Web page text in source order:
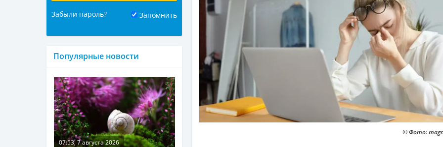
© Фото:
Забыли пароль? Запомнить
Популярные новости
07:53, 7 августа 2026